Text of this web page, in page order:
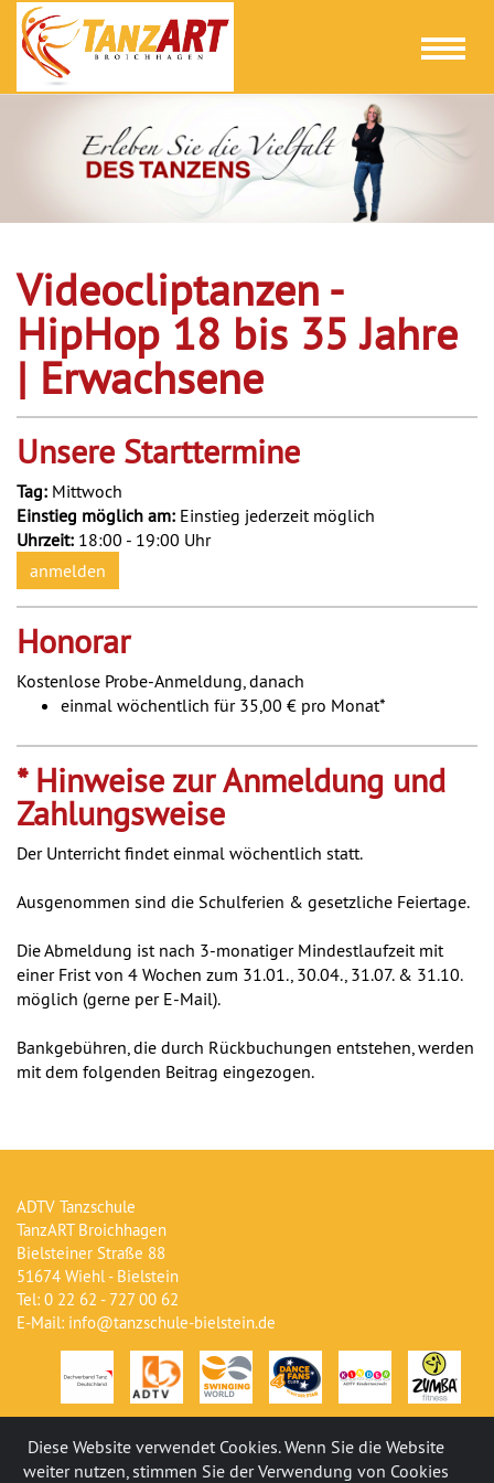
Toggle
Videocliptanzen -
HipHop 18 bis 35 Jahre
| Erwachsene
Unsere Starttermine
Tag: Mittwoch
Einstieg möglich am: Einstieg jederzeit möglich
Uhrzeit: 18:00 - 19:00 Uhr
anmelden
Honorar
Kostenlose Probe-Anmeldung, danach
einmal wöchentlich für 35,00 € pro Monat*
* Hinweise zur Anmeldung und
Zahlungsweise
Der Unterricht findet einmal wöchentlich statt.
Ausgenommen sind die Schulferien & gesetzliche Feiertage.
Die Abmeldung ist nach 3-monatiger Mindestlaufzeit mit
einer Frist von 4 Wochen zum 31.01., 30.04., 31.07. & 31.10.
möglich (gerne per E-Mail).
Bankgebühren, die durch Rückbuchungen entstehen, werden
mit dem folgenden Beitrag eingezogen.
ADTV Tanzschule
TanzART Broichhagen
Bielsteiner Straße 88
51674 Wiehl - Bielstein
Tel: 0 22 62 - 727 00 62
E-Mail: info@tanzschule-bielstein.de
Diese Website verwendet Cookies. Wenn Sie die Website
weiter nutzen, stimmen Sie der Verwendung von Cookies